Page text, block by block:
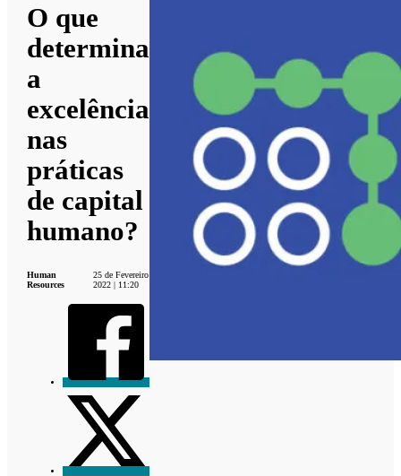
O que
determina
a
excelência
nas
práticas
de capital
humano?
Human
Resources
25 de Fevereiro
2022 | 11:20